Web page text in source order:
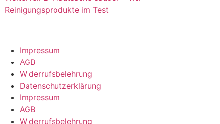
Reinigungsprodukte im Test
Impressum
AGB
Widerrufsbelehrung
Datenschutzerklärung
Impressum
AGB
Widerrufsbelehrung